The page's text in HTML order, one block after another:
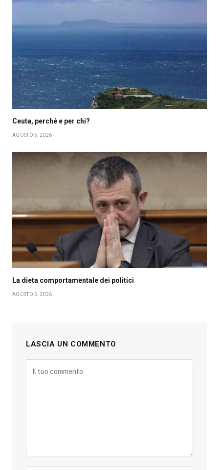
Ceuta, perché e per chi?
AGOSTO 5, 2026
La dieta comportamentale dei politici
AGOSTO 5, 2026
LASCIA UN COMMENTO